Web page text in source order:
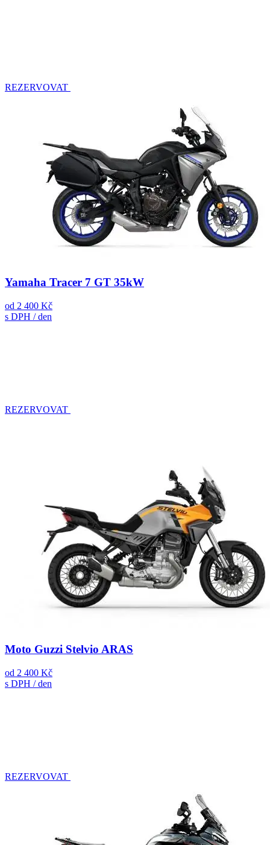
REZERVOVAT
Yamaha Tracer 7 GT 35kW
od 2 400 Kč
s DPH / den
REZERVOVAT
Moto Guzzi Stelvio ARAS
od 2 400 Kč
s DPH / den
REZERVOVAT